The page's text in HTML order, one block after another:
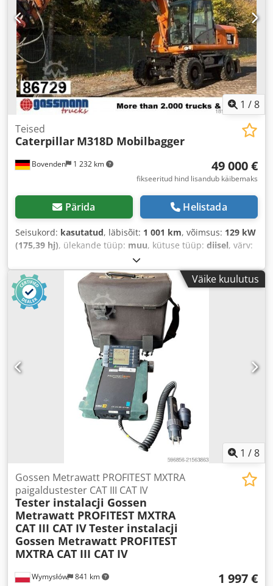
1 /8
Bovenden 1 232 km
Teised
Caterpillar M318D Mobilbagger
49 000 €
fikseeritud hind lisandub käibemaks
Pärida Helistada
Seisukord: kasutatud, läbisõit: 1 001 km, võimsus: 129 kW
(175,39 hj), ülekande tüüp: muu, kütuse tüüp: diisel, värv:
, telje konfiguratsioon:
esmane registreerimine:01/2011, Ehitusaasta:2011,
töötunnid:
12 200 h, juhi kabiin:muu, teljevahe:2 600
mm, Varustus: nelikvedu
Väike kuulutus
1 /8
Wymysłów 841 km
Gossen Metrawatt PROFITEST MXTRA
paigaldustester CAT III CAT IV
Tester instalacji Gossen
Metrawatt PROFITEST MXTRA
CAT III CAT IVTester instalacji
Gossen Metrawatt PROFITEST
MXTRA CAT III CAT IV
1 997 €